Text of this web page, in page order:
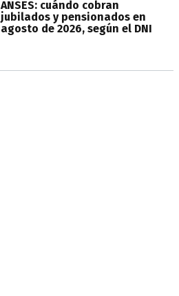
ANSES: cuándo cobran
jubilados y pensionados en
agosto de 2026, según el DNI